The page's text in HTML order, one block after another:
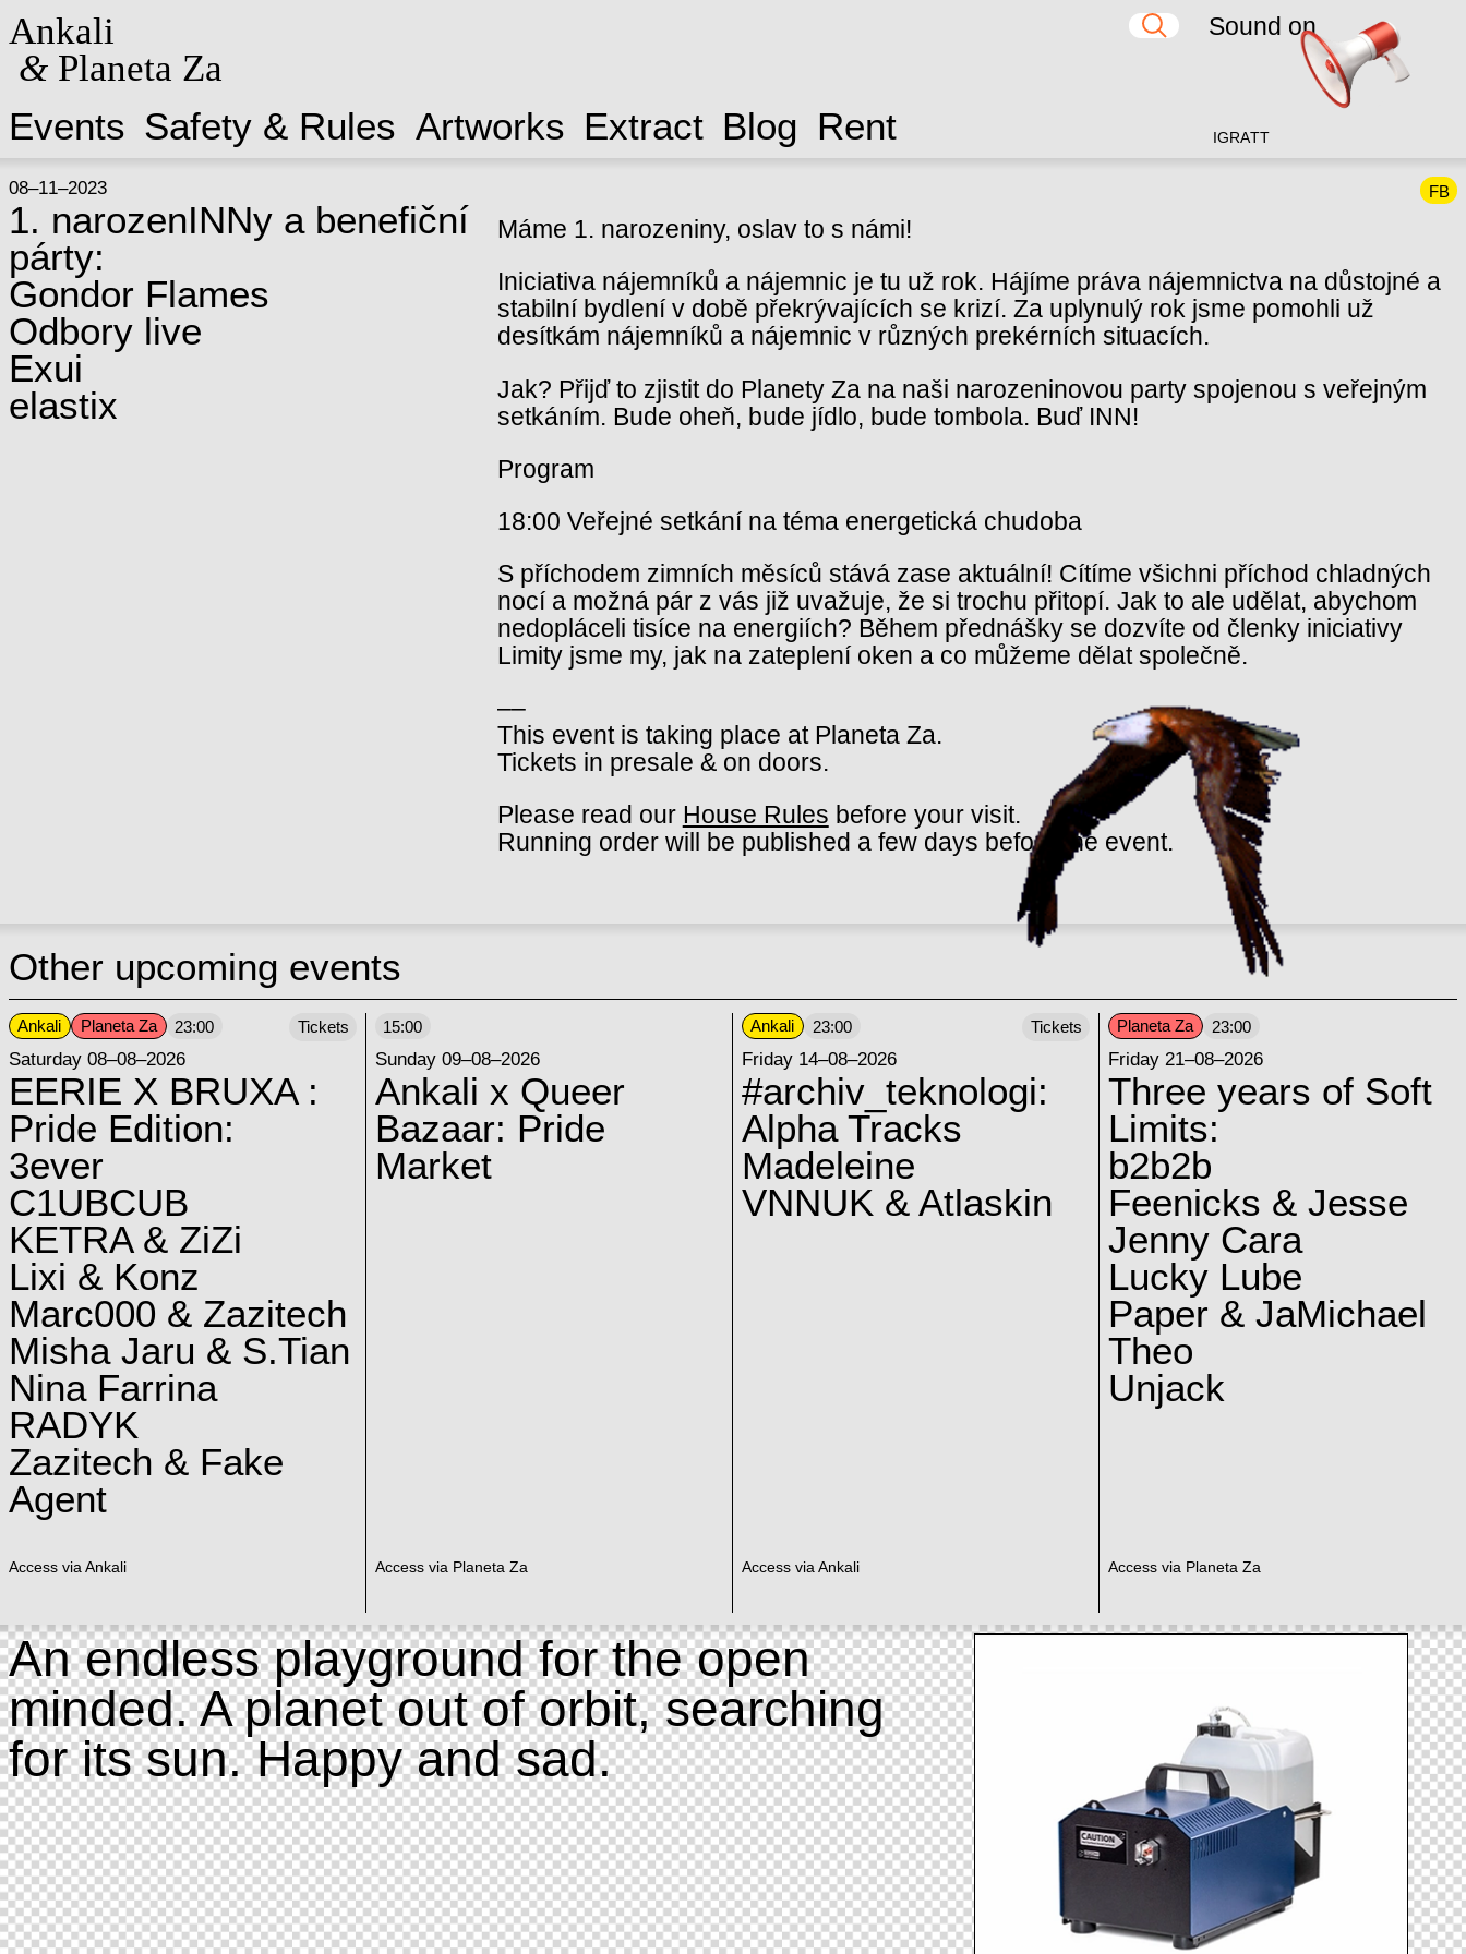
Ankali
&Planeta Za
Events Safety & Rules Artworks Extract Blog Rent IG RATT
08–11–2023
1. narozenINNy a benefiční
párty:
Gondor Flames
Odbory live
Exui
elastix
FB
Máme 1. narozeniny, oslav to s námi!
Iniciativa nájemníků a nájemnic je tu už rok. Hájíme práva nájemnictva na důstojné a
stabilní bydlení v době překrývajících se krizí. Za uplynulý rok jsme pomohli už
desítkám nájemníků a nájemnic v různých prekérních situacích.
Jak? Přijď to zjistit do Planety Za na naši narozeninovou party spojenou s veřejným
setkáním. Bude oheň, bude jídlo, bude tombola. Buď INN!
Program
18:00 Veřejné setkání na téma energetická chudoba
S příchodem zimních měsíců stává zase aktuální! Cítíme všichni příchod chladných
nocí a možná pár z vás již uvažuje, že si trochu přitopí. Jak to ale udělat, abychom
nedopláceli tisíce na energiích? Během přednášky se dozvíte od členky iniciativy
Limity jsme my, jak na zateplení oken a co můžeme dělat společně.
––
This event is taking place at Planeta Za.
Tickets in presale & on doors.
Please read our House Rules before your visit.
Running order will be published a few days before the event.
Other upcoming events
Ankali Planeta Za 23:00
Saturday 08–08–2026
EERIE X BRUXA :
Pride Edition:
3ever
C1UBCUB
KETRA & ZiZi
Lixi & Konz
Marc000 & Zazitech
Misha Jaru & S.Tian
Nina Farrina
RADYK
Zazitech & Fake
Agent
Access via Ankali
Tickets 15:00
Sunday 09–08–2026
Ankali x Queer
Bazaar: Pride
Market
Access via Planeta Za
Ankali 23:00
Friday 14–08–2026
#archiv_teknologi:
Alpha Tracks
Madeleine
VNNUK & Atlaskin
Access via Ankali
Tickets Planeta Za 23:00
Friday 21–08–2026
Three years of Soft
Limits:
b2b2b
Feenicks & Jesse
Jenny Cara
Lucky Lube
Paper & JaMichael
Theo
Unjack
Access via Planeta Za
An endless playground for the open
minded. A planet out of orbit, searching
for its sun. Happy and sad.
Sound on